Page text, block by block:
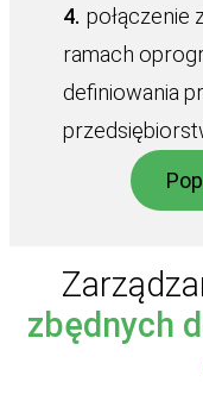
4. połączenie
ramach
definiowania
zbędnych